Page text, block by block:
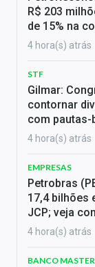
R$ 203
de 15% na
4 hora(s) atrás
STF
Gilmar:
contornar
com pautas-
4 hora(s) atrás
EMPRESAS
Petrobras
17,4 bilhões
JCP; veja
4 hora(s) atrás
BANCO MASTER